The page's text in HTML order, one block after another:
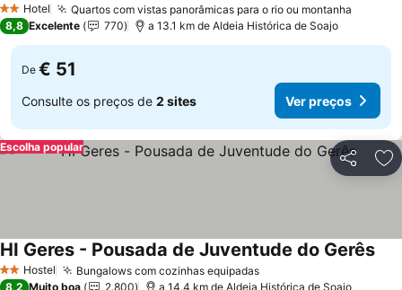
2 Estrelas
Hotel Quartos com vistas panorâmicas para o rio ou montanha
8,8 Excelente 770 a 13.1 km de Aldeia Histórica de Soajo
De € 51
Consulte os preços de 2 sites Ver preços
Partilhar
Escolha popular
2 Estrelas
Hostel Bungalows com cozinhas equipadas
HI Geres - Pousada de Juventude do Gerês
8,2 Muito boa 2.800 a 14.4 km de Aldeia Histórica de Soajo